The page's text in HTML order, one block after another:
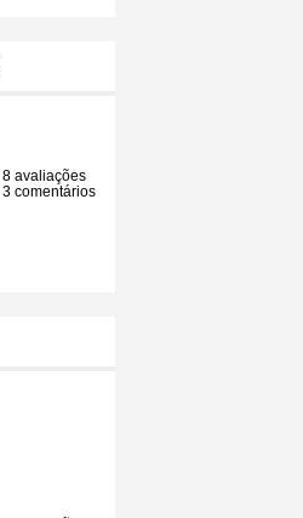
8 avaliações
3 comentários